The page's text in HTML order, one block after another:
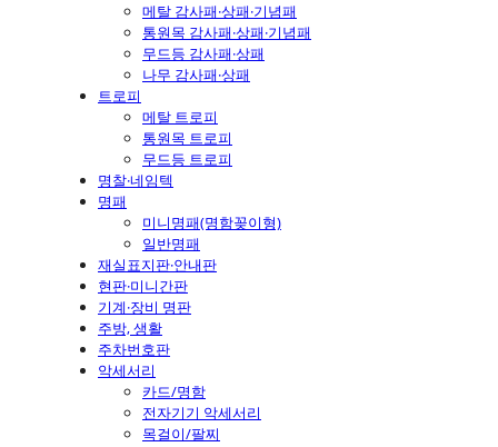
메탈 감사패·상패·기념패
통원목 감사패·상패·기념패
무드등 감사패·상패
나무 감사패·상패
트로피
메탈 트로피
통원목 트로피
무드등 트로피
명찰·네임텍
명패
미니명패(명함꽂이형)
일반명패
재실표지판·안내판
현판·미니간판
기계·장비 명판
주방, 생활
주차번호판
악세서리
카드/명함
전자기기 악세서리
목걸이/팔찌